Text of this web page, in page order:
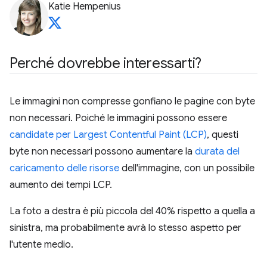
Katie Hempenius
Perché dovrebbe interessarti?
Le immagini non compresse gonfiano le pagine con byte
non necessari. Poiché le immagini possono essere
candidate per Largest Contentful Paint (LCP), questi
byte non necessari possono aumentare la durata del
caricamento delle risorse dell'immagine, con un possibile
aumento dei tempi LCP.
La foto a destra è più piccola del 40% rispetto a quella a
sinistra, ma probabilmente avrà lo stesso aspetto per
l'utente medio.